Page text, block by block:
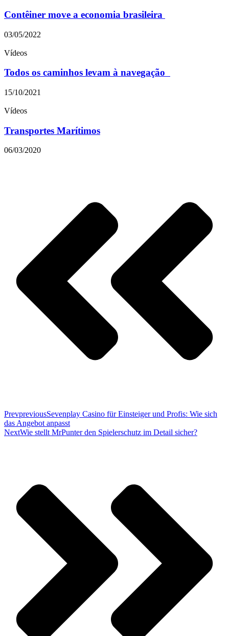
Contêiner move a economia brasileira
03/05/2022
Vídeos
Todos os caminhos levam à navegação
15/10/2021
Vídeos
Transportes Marítimos
06/03/2020
PrevpreviousSevenplay Casino für Einsteiger und Profis: Wie sich
das Angebot anpasst
NextWie stellt MrPunter den Spielerschutz im Detail sicher?